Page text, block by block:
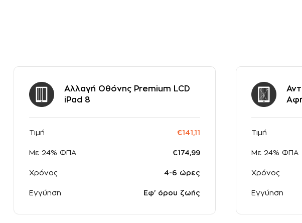
Αλλαγή Οθόνης Premium LCD
iPad 8
Τιμή €141,11
Με 24% ΦΠΑ €174,99
Χρόνος 4-6 ώρες
Εγγύηση Εφ' όρου ζωής
Τιμή
Με 24% ΦΠΑ
Χρόνος
Εγγύηση